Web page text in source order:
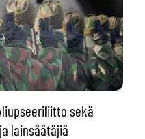
sekä
lainsäätäjiä